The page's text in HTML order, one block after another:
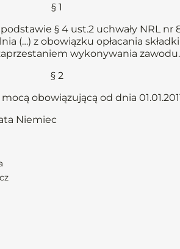
§ 1
§ 4 ust.2 uchwały NRL nr
(…) z obowiązku opłacania
wykonywania zawodu.
§ 2
obowiązującą od dnia
Niemiec